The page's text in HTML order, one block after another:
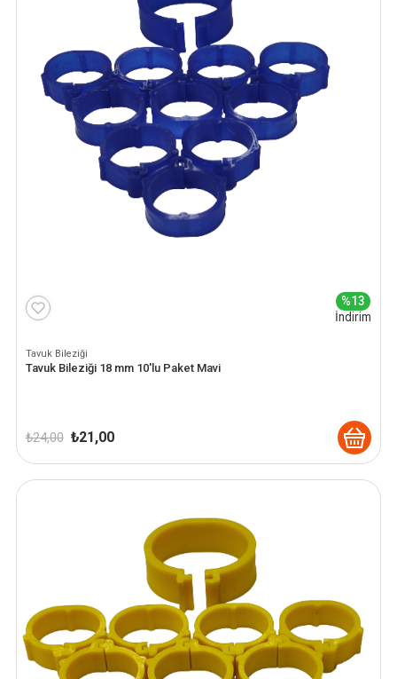
%13
İndirim
Tavuk Bileziği
Tavuk Bileziği 18 mm 10'lu Paket Mavi
₺24,00 Orijinal
₺ 24,00.
₺21,00Şu
fiyat:
₺ 21,00.